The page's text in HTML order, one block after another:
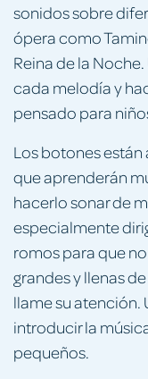
sonidos sobre
ópera como
Reina de la
cada melodía y
pensado para
Los botones
que aprenderán
hacerlo sonar de
especialmente
romos para que
grandes y llenas
llame su
introducir la
pequeños.